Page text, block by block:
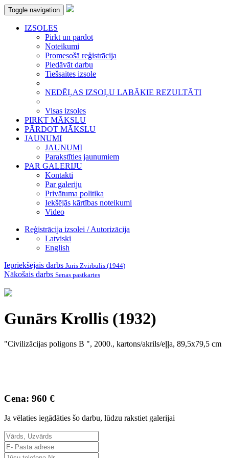
Toggle navigation
IZSOLES
Pirkt un pārdot
Noteikumi
Promesošā reģistrācija
Piedāvāt darbu
Tiešsaites izsole
NEDĒĻAS IZSOĻU LABĀKIE REZULTĀTI
Visas izsoles
PIRKT MĀKSLU
PĀRDOT MĀKSLU
JAUNUMI
JAUNUMI
Parakstīties jaunumiem
PAR GALERIJU
Kontakti
Par galeriju
Privātuma politika
Iekšējās kārtības noteikumi
Video
Reģistrācija izsolei / Autorizācija
Latviski
English
Iepriekšējais darbs Juris Zvirbulis (1944)
Nākošais darbs Senas pastkartes
Gunārs Krollis (1932)
"Civilizācijas poligons B ", 2000., kartons/akrils/eļļa, 89,5x79,5 cm
Cena: 960 €
Ja vēlaties iegādāties šo darbu, lūdzu rakstiet galerijai